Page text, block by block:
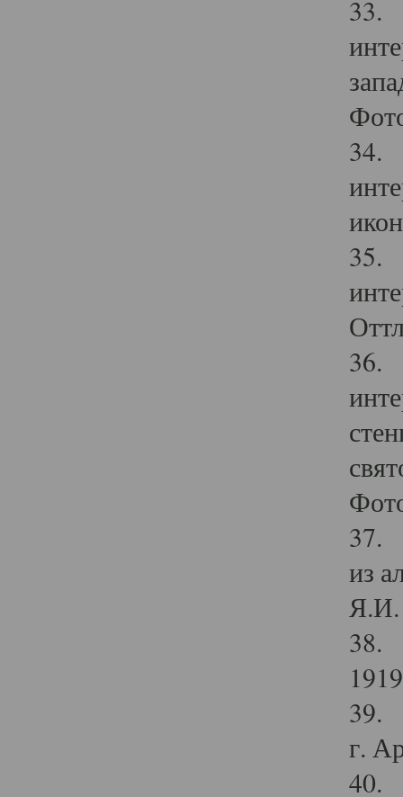
33.
34.
35.
36.
37.
из
Я.И.
38.
39.
г.
40.